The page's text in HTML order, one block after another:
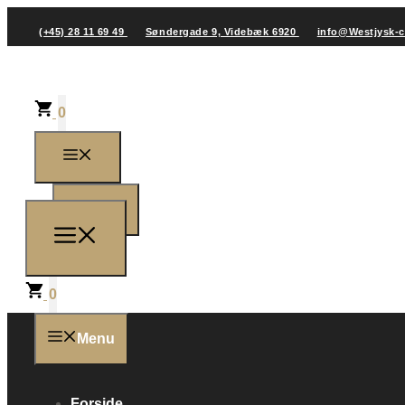
(+45) 28 11 69 49 Søndergade 9, Videbæk 6920 info@Westjysk-
0
0
Menu